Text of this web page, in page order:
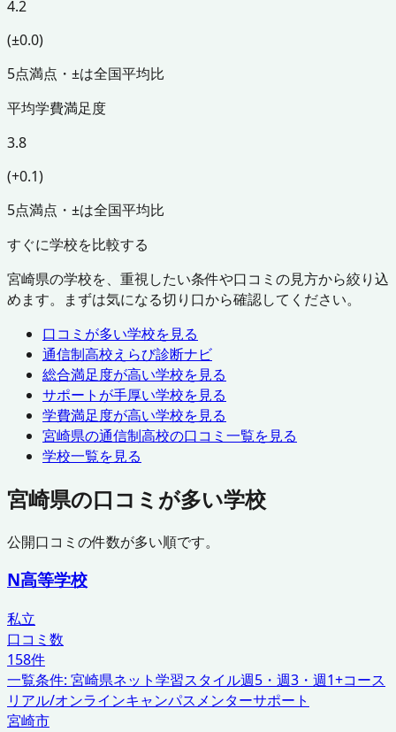
4.2
(±0.0)
5点満点・±は全国平均比
平均学費満足度
3.8
(+0.1)
5点満点・±は全国平均比
すぐに学校を比較する
宮崎県の学校を、重視したい条件や口コミの見方から絞り込
めます。まずは気になる切り口から確認してください。
口コミが多い学校を見る
通信制高校えらび診断ナビ
総合満足度が高い学校を見る
サポートが手厚い学校を見る
学費満足度が高い学校を見る
宮崎県の通信制高校の口コミ一覧を見る
学校一覧を見る
宮崎県の口コミが多い学校
公開口コミの件数が多い順です。
N高等学校
私立
口コミ数
158件
一覧条件: 宮崎県ネット学習スタイル週5・週3・週1+コース
リアル/オンラインキャンパスメンターサポート
宮崎市